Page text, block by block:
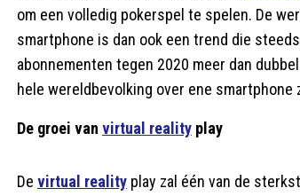
om een volledig pokerspel te spelen. De
smartphone is dan ook een trend die
abonnementen tegen 2020 meer dan
hele wereldbevolking over ene smartphone
De groei van virtual reality play
De virtual reality play zal één van de